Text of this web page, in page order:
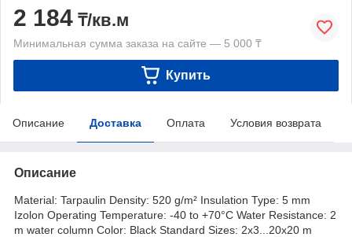
2 184 ₸/кв.м
Минимальная сумма заказа на сайте — 5 000 ₸
Купить
Описание Доставка Оплата Условия возврата
Описание
Material: Tarpaulin Density: 520 g/m² Insulation Type: 5 mm
Izolon Operating Temperature: -40 to +70°C Water Resistance: 2
m water column Color: Black Standard Sizes: 2x3...20x20 m